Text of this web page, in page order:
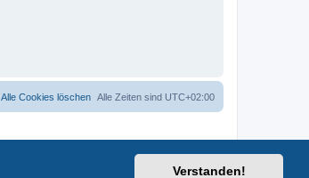
Verstanden!
Alle Zeiten sind UTC+02:00
Alle Cookies löschen